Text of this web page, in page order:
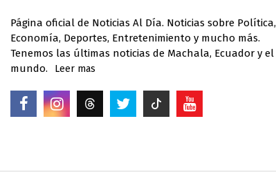
Página oficial de Noticias Al Día. Noticias sobre Política,
Economía, Deportes, Entretenimiento y mucho más.
Tenemos las últimas noticias de Machala, Ecuador y el
mundo.
Leer mas